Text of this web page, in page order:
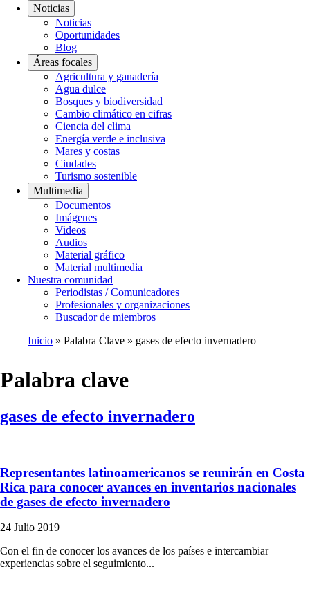
Noticias
Noticias
Oportunidades
Blog
Áreas focales
Agricultura y ganadería
Agua dulce
Bosques y biodiversidad
Cambio climático en cifras
Ciencia del clima
Energía verde e inclusiva
Mares y costas
Ciudades
Turismo sostenible
Multimedia
Documentos
Imágenes
Videos
Audios
Material gráfico
Material multimedia
Nuestra comunidad
Periodistas / Comunicadores
Profesionales y organizaciones
Buscador de miembros
de
Inicio Palabra Clave gases de efecto invernadero
Palabra clave
gases de efecto invernadero
Representantes latinoamericanos se reunirán en Costa
Rica para conocer avances en inventarios nacionales
de gases de efecto invernadero
24 Julio 2019
Con el fin de conocer los avances de los países e intercambiar
experiencias sobre el seguimiento...